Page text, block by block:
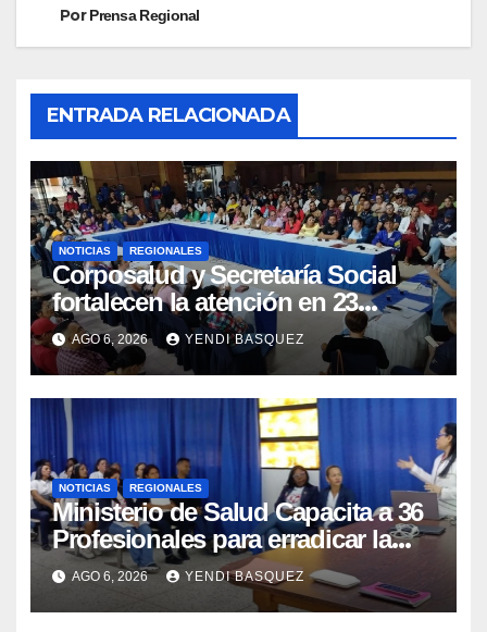
PorPrensa Regional
ENTRADA RELACIONADA
NOTICIAS REGIONALES
Corposalud y Secretaría Social
fortalecen la atención en 23
municipios
AGO 6, 2026 YENDI BASQUEZ
NOTICIAS REGIONALES
Ministerio de Salud Capacita a 36
Profesionales para erradicar la
Tuberculosis en Yaracuy
AGO 6, 2026 YENDI BASQUEZ